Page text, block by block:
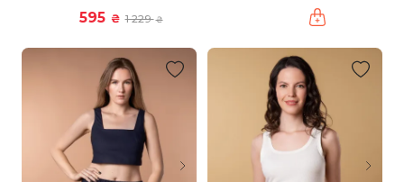
595 ₴ 1 229₴